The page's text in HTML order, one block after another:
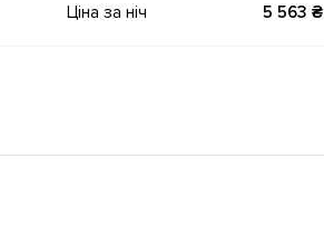
Ціна за ніч 5 563 ₴